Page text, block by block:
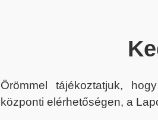
Örömmel tájékoztatjuk,
központi elérhetőségen, a